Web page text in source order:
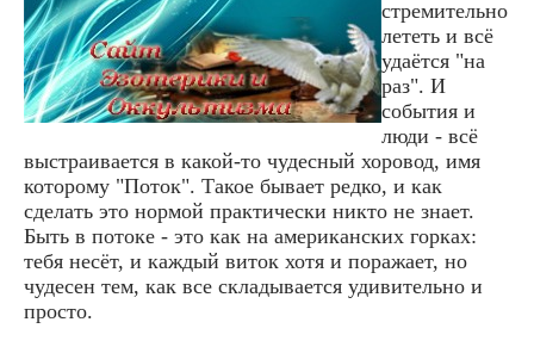
стремительно
лететь и всё
удаётся "на
раз". И
события и
люди - всё
выстраивается в какой-то чудесный хоровод, имя
которому "Поток". Такое бывает редко, и как
сделать это нормой практически никто не знает.
Быть в потоке - это как на американских горках:
тебя несёт, и каждый виток хотя и поражает, но
чудесен тем, как все складывается удивительно и
просто.